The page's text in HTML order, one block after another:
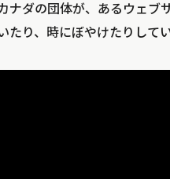
ナダの団体が、あるウェブ
たり、時にぼやけたりして